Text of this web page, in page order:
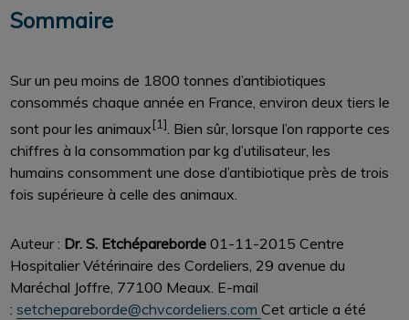
Sommaire
Sur un peu moins de 1800 tonnes d’antibiotiques
consommés chaque année en France, environ deux tiers le
sont pour les animaux[1]. Bien sûr, lorsque l’on rapporte ces
chiffres à la consommation par kg d’utilisateur, les
humains consomment une dose d’antibiotique près de trois
fois supérieure à celle des animaux.
Auteur : Dr. S. Etchépareborde 01-11-2015 Centre
Hospitalier Vétérinaire des Cordeliers, 29 avenue du
Maréchal Joffre, 77100 Meaux. E-mail
: setchepareborde@chvcordeliers.com Cet article a été